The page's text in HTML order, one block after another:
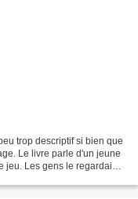
trop descriptif si bien que
Le livre parle d'un jeune
jeu. Les gens le regardaient